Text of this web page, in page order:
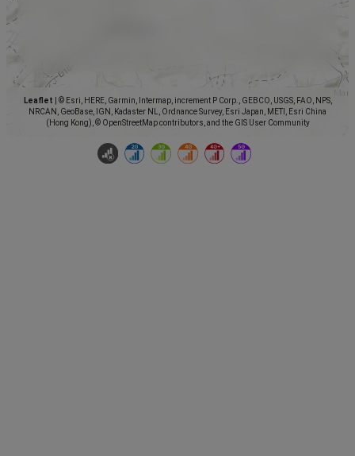
Leaflet
© Esri, HERE, Garmin, Intermap, increment P Corp., GEBCO, USGS, FAO, NPS,
NRCAN, GeoBase, IGN, Kadaster NL, Ordnance Survey, Esri Japan, METI, Esri China
(Hong Kong), © OpenStreetMap contributors, and the GIS User Community